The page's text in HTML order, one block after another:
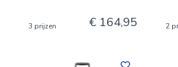
3 prijzen € 164,95 2